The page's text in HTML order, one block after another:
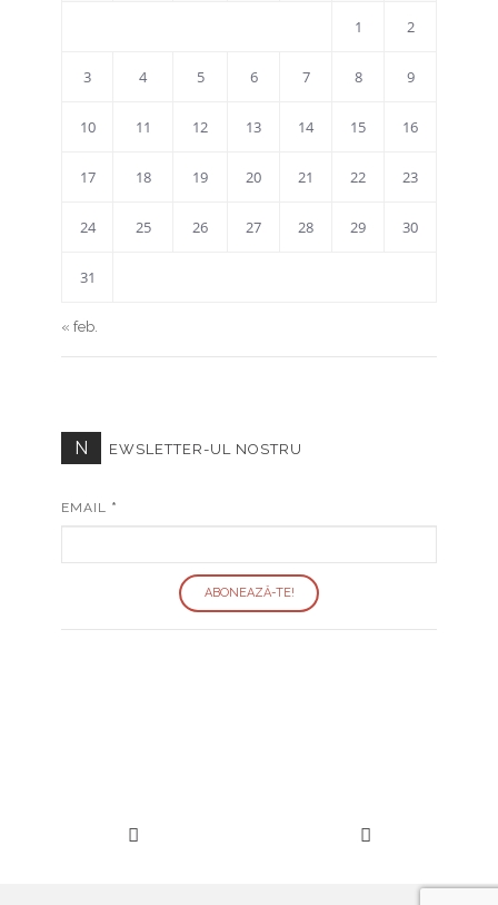
1 2
3 4 5 6 7 8 9
10 11 12 13 14 15 16
17 18 19 20 21 22 23
24 25 26 27 28 29 30
31
« feb.
N EWSLETTER-UL NOSTRU
EMAIL *